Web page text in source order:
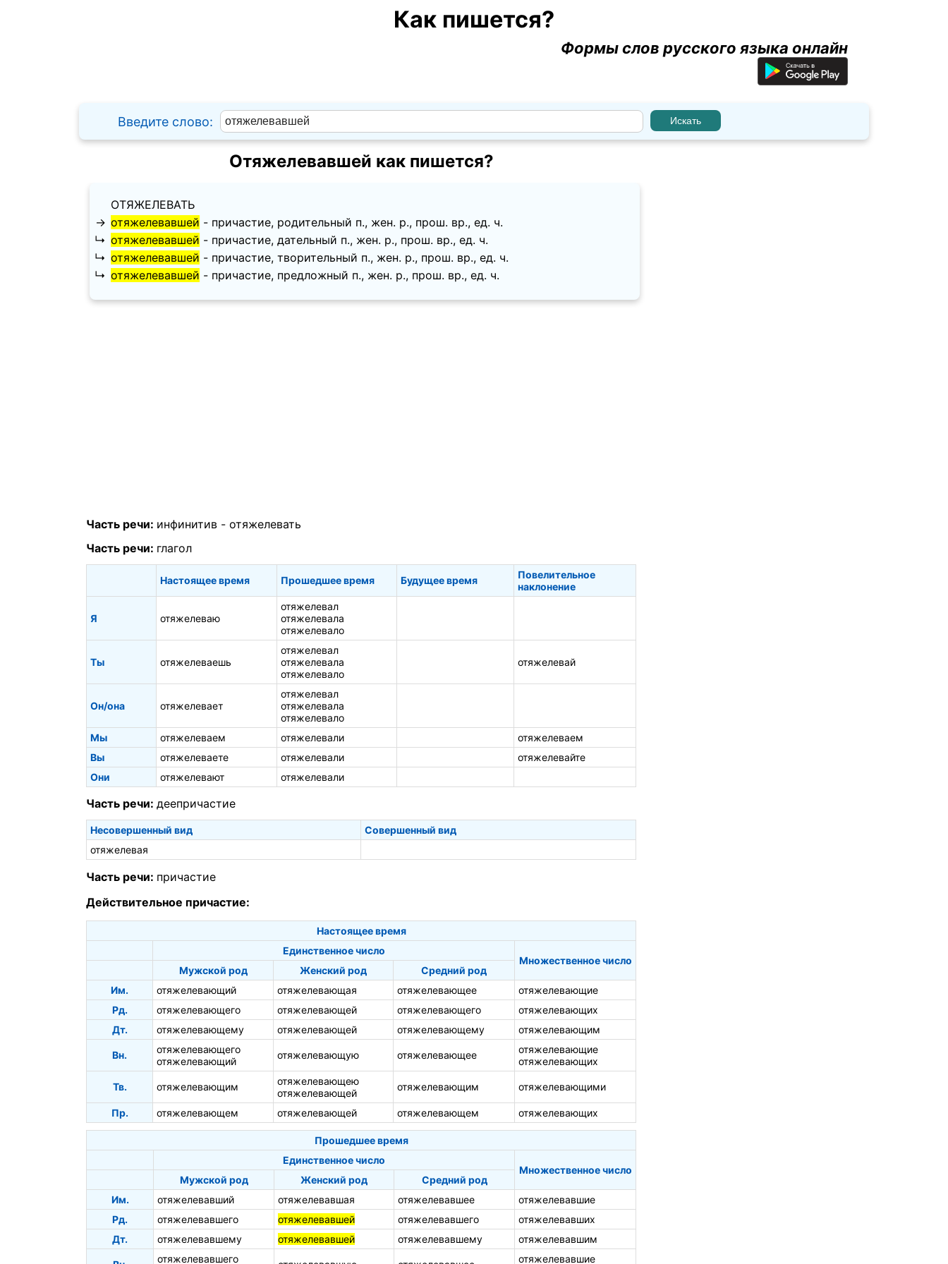
Как пишется?
Формы слов русского языка онлайн
Введите слово:
Отяжелевавшей как пишется?
ОТЯЖЕЛЕВАТЬ
→ отяжелевавшей - причастие, родительный п., жен. p., прош. вр., ед. ч.
↳ отяжелевавшей - причастие, дательный п., жен. p., прош. вр., ед. ч.
↳ отяжелевавшей - причастие, творительный п., жен. p., прош. вр., ед. ч.
↳ отяжелевавшей - причастие, предложный п., жен. p., прош. вр., ед. ч.
Часть речи: инфинитив - отяжелевать
Часть речи: глагол
Настоящее время Прошедшее время Будущее время
Повелительное
наклонение
Я отяжелеваю
отяжелевал
отяжелевала
отяжелевало
Ты отяжелеваешь
отяжелевал
отяжелевала
отяжелевало
отяжелевай
Он/она отяжелевает
отяжелевал
отяжелевала
отяжелевало
Мы
отяжелеваем отяжелевали
отяжелеваем
Вы
отяжелеваете отяжелевали
отяжелевайте
Они
отяжелевают отяжелевали
Часть речи: деепричастие
Несовершенный вид
Совершенный вид
отяжелевая
Часть речи: причастие
Действительное причастие:
Настоящее время
Единственное число
Множественное число
Мужской род
Женский род
Средний род
Им.
отяжелевающий отяжелевающая отяжелевающее
отяжелевающие
Рд.
отяжелевающего отяжелевающей отяжелевающего
отяжелевающих
Дт.
отяжелевающему отяжелевающей отяжелевающему отяжелевающим
Вн.
отяжелевающего
отяжелевающий
отяжелевающую отяжелевающее
отяжелевающие
отяжелевающих
Тв. отяжелевающим
отяжелевающею
отяжелевающей
отяжелевающим отяжелевающими
Пр. отяжелевающем отяжелевающей отяжелевающем отяжелевающих
Прошедшее время
Единственное число
Множественное число
Мужской род
Женский род
Средний род
Им.
отяжелевавший отяжелевавшая отяжелевавшее
отяжелевавшие
Рд.
отяжелевавшего отяжелевавшей отяжелевавшего
отяжелевавших
Дт.
отяжелевавшему отяжелевавшей отяжелевавшему отяжелевавшим
отяжелевавшего отяжелевавшие